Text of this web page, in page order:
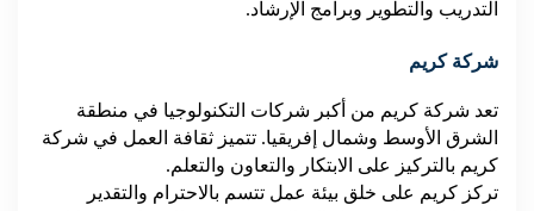
التدريب والتطوير وبرامج الإرشاد.
شركة كريم
تعد شركة كريم من أكبر شركات التكنولوجيا في منطقة
الشرق الأوسط وشمال إفريقيا. تتميز ثقافة العمل في شركة
كريم بالتركيز على الابتكار والتعاون والتعلم.
تركز كريم على خلق بيئة عمل تتسم بالاحترام والتقدير